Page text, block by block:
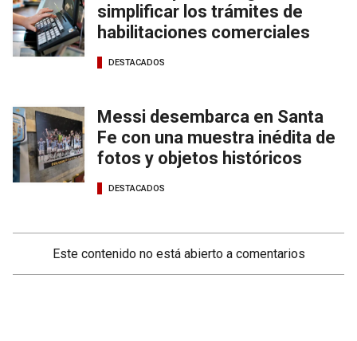
simplificar los trámites de
habilitaciones comerciales
DESTACADOS
Messi desembarca en Santa
Fe con una muestra inédita de
fotos y objetos históricos
DESTACADOS
Este contenido no está abierto a comentarios